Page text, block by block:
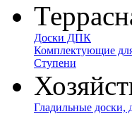
Доски ДПК
Комплектующие
Ступени
Гладильные доски,